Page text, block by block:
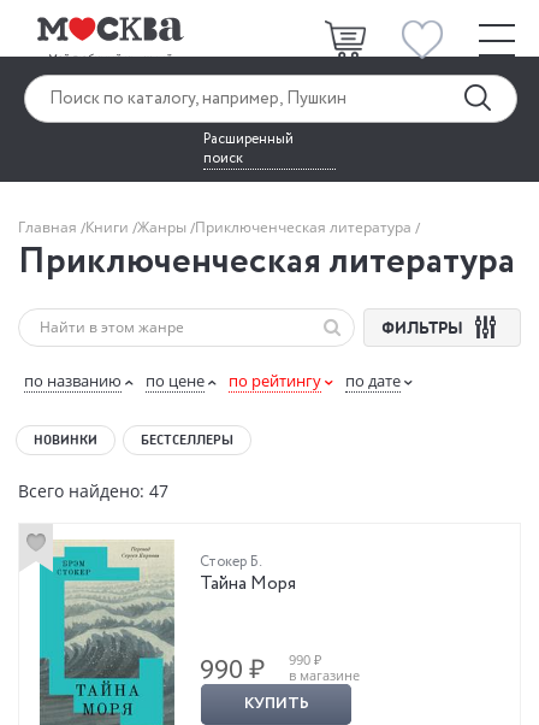
Расширенный
поиск
Главная Книги Жанры Приключенческая литература
Приключенческая литература
ФИЛЬТРЫ
по названию по цене по рейтингу по дате
НОВИНКИ БЕСТСЕЛЛЕРЫ
Всего найдено: 47
Стокер Б.
Тайна Моря
990 ₽
990 ₽
в магазине
КУПИТЬ